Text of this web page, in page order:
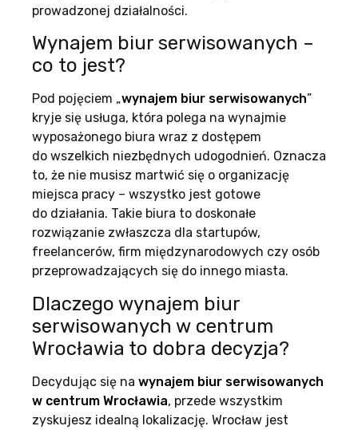
prowadzonej działalności.
Wynajem biur serwisowanych –
co to jest?
Pod pojęciem „wynajem biur serwisowanych”
kryje się usługa, która polega na wynajmie
wyposażonego biura wraz z dostępem
do wszelkich niezbędnych udogodnień. Oznacza
to, że nie musisz martwić się o organizację
miejsca pracy – wszystko jest gotowe
do działania. Takie biura to doskonałe
rozwiązanie zwłaszcza dla startupów,
freelancerów, firm międzynarodowych czy osób
przeprowadzających się do innego miasta.
Dlaczego wynajem biur
serwisowanych w centrum
Wrocławia to dobra decyzja?
Decydując się na wynajem biur serwisowanych
w centrum Wrocławia, przede wszystkim
zyskujesz idealną lokalizację. Wrocław jest